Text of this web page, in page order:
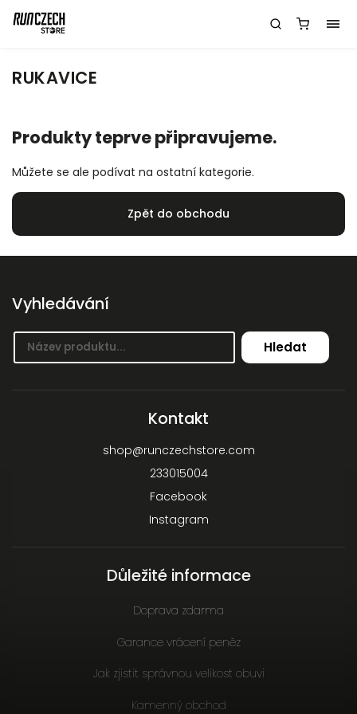
RUKAVICE
Produkty teprve připravujeme.
Můžete se ale podívat na ostatní kategorie.
Zpět do obchodu
Vyhledávání
Hledat
Kontakt
shop@runczechstore.com
233015004
Facebook
Instagram
Důležité informace
Doprava zdarma
Garance vrácení peněz
Jak zjistit správnou velikost obuvi
Kamenný obchod